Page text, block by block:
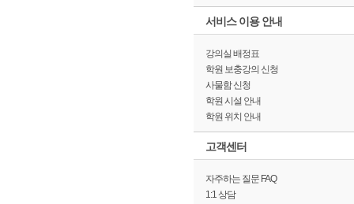
서비스 이용 안내
강의실 배정표
학원 보충강의 신청
사물함 신청
학원 시설 안내
학원 위치 안내
고객센터
자주하는 질문 FAQ
1:1 상담